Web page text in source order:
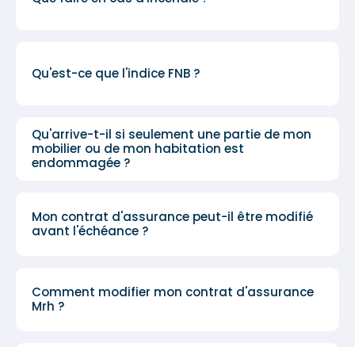
Qu'est-ce que l'indice FNB ?
Qu'arrive-t-il si seulement une partie de mon
mobilier ou de mon habitation est
endommagée ?
Mon contrat d'assurance peut-il être modifié
avant l'échéance ?
Comment modifier mon contrat d'assurance
Mrh ?